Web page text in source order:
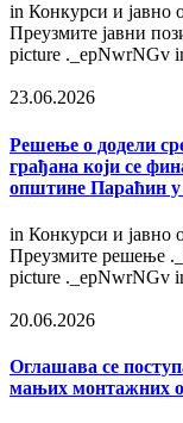
in Конкурси и јавно
Преузмите јавни
picture ._epNwrNGv
23.06.2026
Решење o додели
грађана који се
општине Параћин у
in Конкурси и јавно
Преузмите решење
picture ._epNwrNGv
20.06.2026
Оглашава се
мањих монтажних